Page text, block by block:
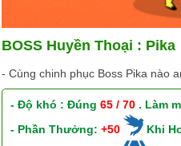
BOSS Huyền Thoại : Pika
- Cùng chinh phục Boss Pika nào
- Độ khó : Đúng65 / 70 . Làm
- Phần Thưởng:+50
Khi